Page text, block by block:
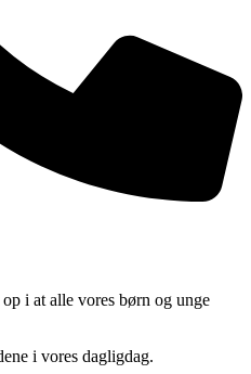
i at alle vores børn og unge
i vores dagligdag.